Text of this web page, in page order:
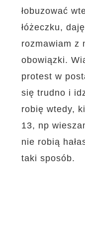
łobuzować
łóżeczku,
rozmawiam z
obowiązki.
protest w
się trudno i
robię wtedy,
13, np
nie robią
taki sposób.